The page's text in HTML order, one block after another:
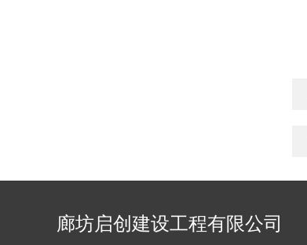
廊坊启创建设工程有限公司